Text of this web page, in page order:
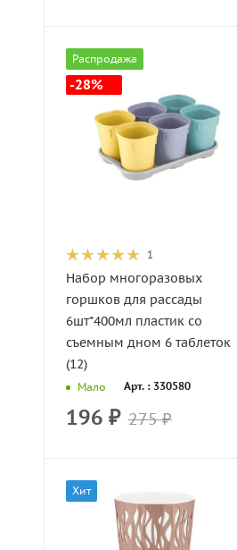
Распродажа
-28%
1
Набор многоразовых
горшков для рассады
6шт*400мл пластик со
съемным дном 6 таблеток
(12)
Мало Арт. : 330580
196 ₽ 275 ₽
Хит